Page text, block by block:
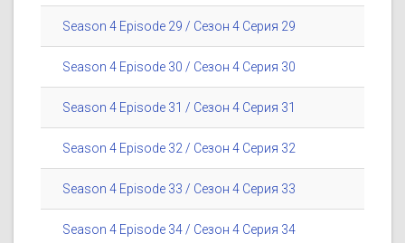
Season 4 Episode 29 / Сезон 4 Серия 29
Season 4 Episode 30 / Сезон 4 Серия 30
Season 4 Episode 31 / Сезон 4 Серия 31
Season 4 Episode 32 / Сезон 4 Серия 32
Season 4 Episode 33 / Сезон 4 Серия 33
Season 4 Episode 34 / Сезон 4 Серия 34